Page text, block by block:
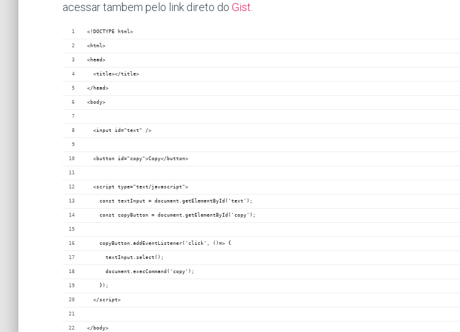
acessar tambem pelo link direto do Gist.
<!DOCTYPE html>
<html>
<head>
  <title></title>
</head>
<body>
  <input id="text" />
  <button id="copy">Copy</button>
  <script type="text/javascript">
    const textInput = document.getElementById('text');
    const copyButton = document.getElementById('copy');
    copyButton.addEventListener('click', ()=> {
      textInput.select();
      document.execCommand('copy');
    });
  </script>
</body>